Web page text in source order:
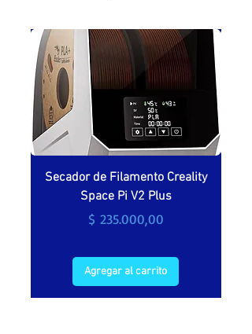
Secador de Filamento Creality
Space Pi V2 Plus
Precio
$ 235.000,00
Agregar al carrito